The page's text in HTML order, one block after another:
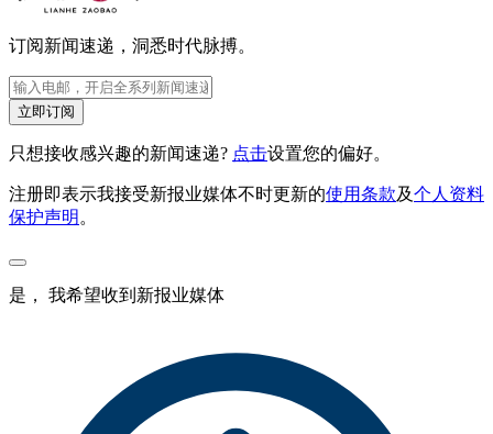
订阅新闻速递，洞悉时代脉搏。
立即订阅
只想接收感兴趣的新闻速递? 点击设置您的偏好。
注册即表示我接受新报业媒体不时更新的使用条款及个人资料
保护声明 。
是， 我希望收到新报业媒体